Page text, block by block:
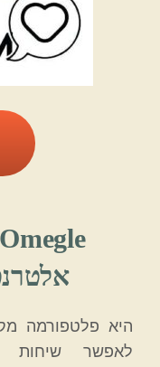
לאפשר שיחות